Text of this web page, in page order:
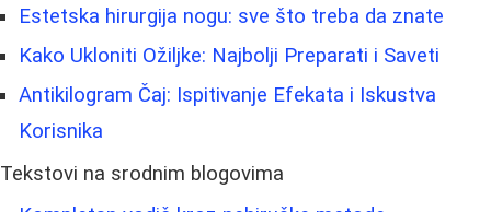
Estetska hirurgija nogu: sve što treba da znate
Kako Ukloniti Ožiljke: Najbolji Preparati i Saveti
Antikilogram Čaj: Ispitivanje Efekata i Iskustva
Korisnika
Tekstovi na srodnim blogovima